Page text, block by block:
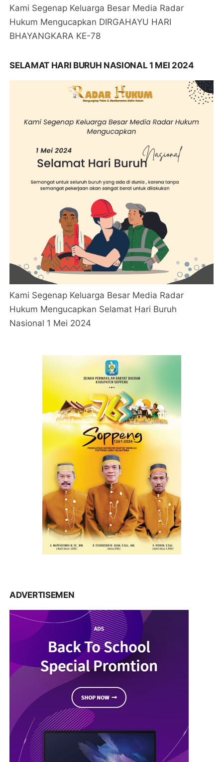
Kami Segenap Keluarga Besar Media Radar
Hukum Mengucapkan DIRGAHAYU HARI
BHAYANGKARA KE-78
SELAMAT HARI BURUH NASIONAL 1 MEI 2024
Kami Segenap Keluarga Besar Media Radar
Hukum Mengucapkan Selamat Hari Buruh
Nasional 1 Mei 2024
ADVERTISEMEN